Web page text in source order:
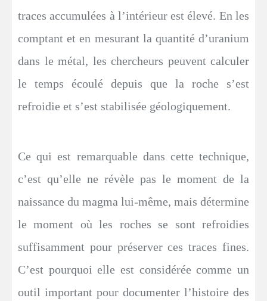
traces accumulées à l’intérieur est élevé. En les
comptant et en mesurant la quantité d’uranium
dans le métal, les chercheurs peuvent calculer
le temps écoulé depuis que la roche s’est
refroidie et s’est stabilisée géologiquement.
Ce qui est remarquable dans cette technique,
c’est qu’elle ne révèle pas le moment de la
naissance du magma lui-même, mais détermine
le moment où les roches se sont refroidies
suffisamment pour préserver ces traces fines.
C’est pourquoi elle est considérée comme un
outil important pour documenter l’histoire des